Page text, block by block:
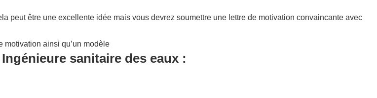
peut être une excellente idée mais vous devrez soumettre une lettre de motivation convaincante avec
motivation ainsi qu’un modèle
sanitaire des eaux :